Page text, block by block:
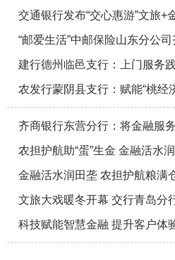
交通银行发布“交心惠游”文旅+
“邮爱生活”中邮保险山东分公
建行德州临邑支行：上门服务
农发行蒙阴县支行：赋能“桃经
齐商银行东营分行：将金融服
农担护航助“蛋”生金 金融活水
金融活水润田垄 农担护航粮满
文旅大戏暖冬开幕 交行青岛分
科技赋能智慧金融 提升客户体